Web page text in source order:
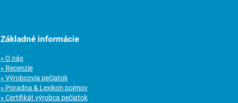
Základné informácie
» O nás
» Recenzie
» Výrobcovia pečiatok
» Poradna & Lexikon pojmov
» Certifikát výrobca pečiatok